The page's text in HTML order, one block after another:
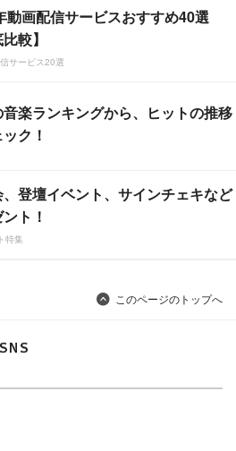
動画配信サービスおすすめ40選
較】
サービス20選
楽ランキングから、ヒットの推移
ク！
登壇イベント、サインチェキなど
ト！
特集
このページのトップへ